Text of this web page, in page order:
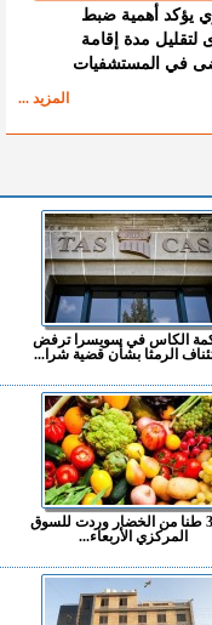
يؤكد أهمية ضبط
لتقليل مدة إقامة
في المستشفيات
المزيد ...
الكاس في سويسرا ترفض
الرمثا بشأن قضية شرا...
3363 طنا من الخضار وردت للسوق
المركزي الأربعاء...